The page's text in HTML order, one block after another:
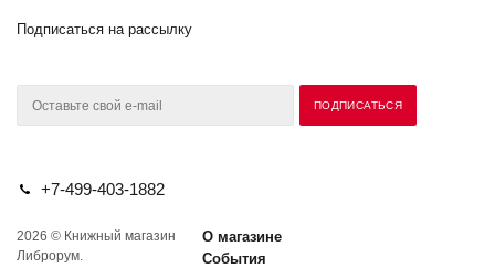
Подписаться на рассылку
+7-499-403-1882
2026 © Книжный магазин
Либрорум.
О магазине
События